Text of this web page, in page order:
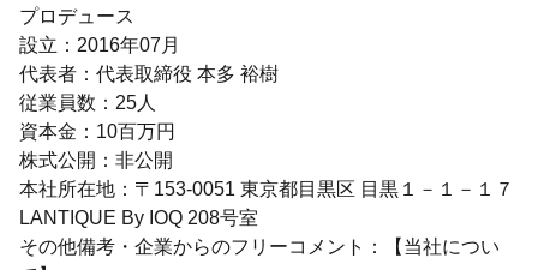
プロデュース
設立：2016年07月
代表者：代表取締役 本多 裕樹
従業員数：25人
資本金：10百万円
株式公開：非公開
本社所在地：〒153-0051 東京都目黒区 目黒１－１－１７
LANTIQUE By IOQ 208号室
その他備考・企業からのフリーコメント：【当社につい